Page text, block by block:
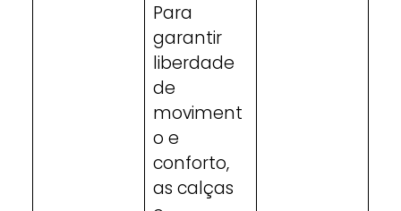
Para
garantir
liberdade
de
moviment
o e
conforto,
as calças